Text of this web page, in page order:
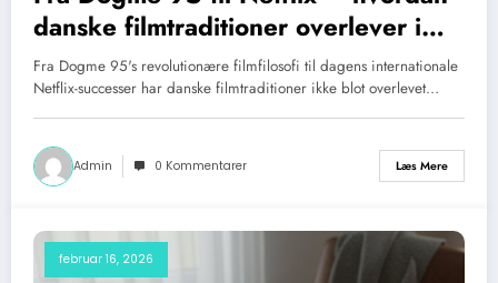
danske filmtraditioner overlever i
streaming-æraen
Fra Dogme 95's revolutionære filmfilosofi til dagens internationale
Netflix-successer har danske filmtraditioner ikke blot overlevet…
Admin 0 Kommentarer Læs Mere
februar 16, 2026